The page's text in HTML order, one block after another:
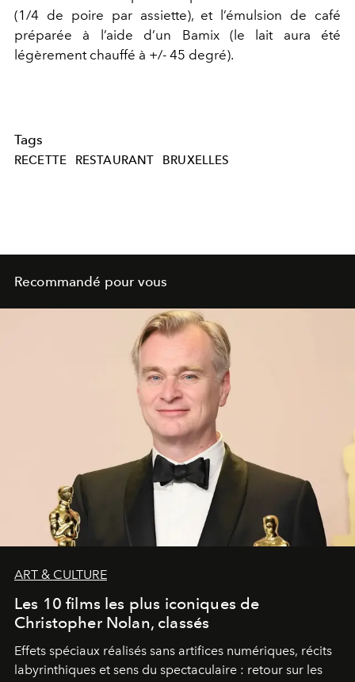
(1/4 de poire par assiette), et l’émulsion de café
préparée à l’aide d’un Bamix (le lait aura été
légèrement chauffé à +/- 45 degré).
Tags
RECETTE RESTAURANT BRUXELLES
Recommandé pour vous
ART & CULTURE
Les 10 films les plus iconiques de
Christopher Nolan, classés
Effets spéciaux réalisés sans artifices numériques, récits
labyrinthiques et sens du spectaculaire : retour sur les